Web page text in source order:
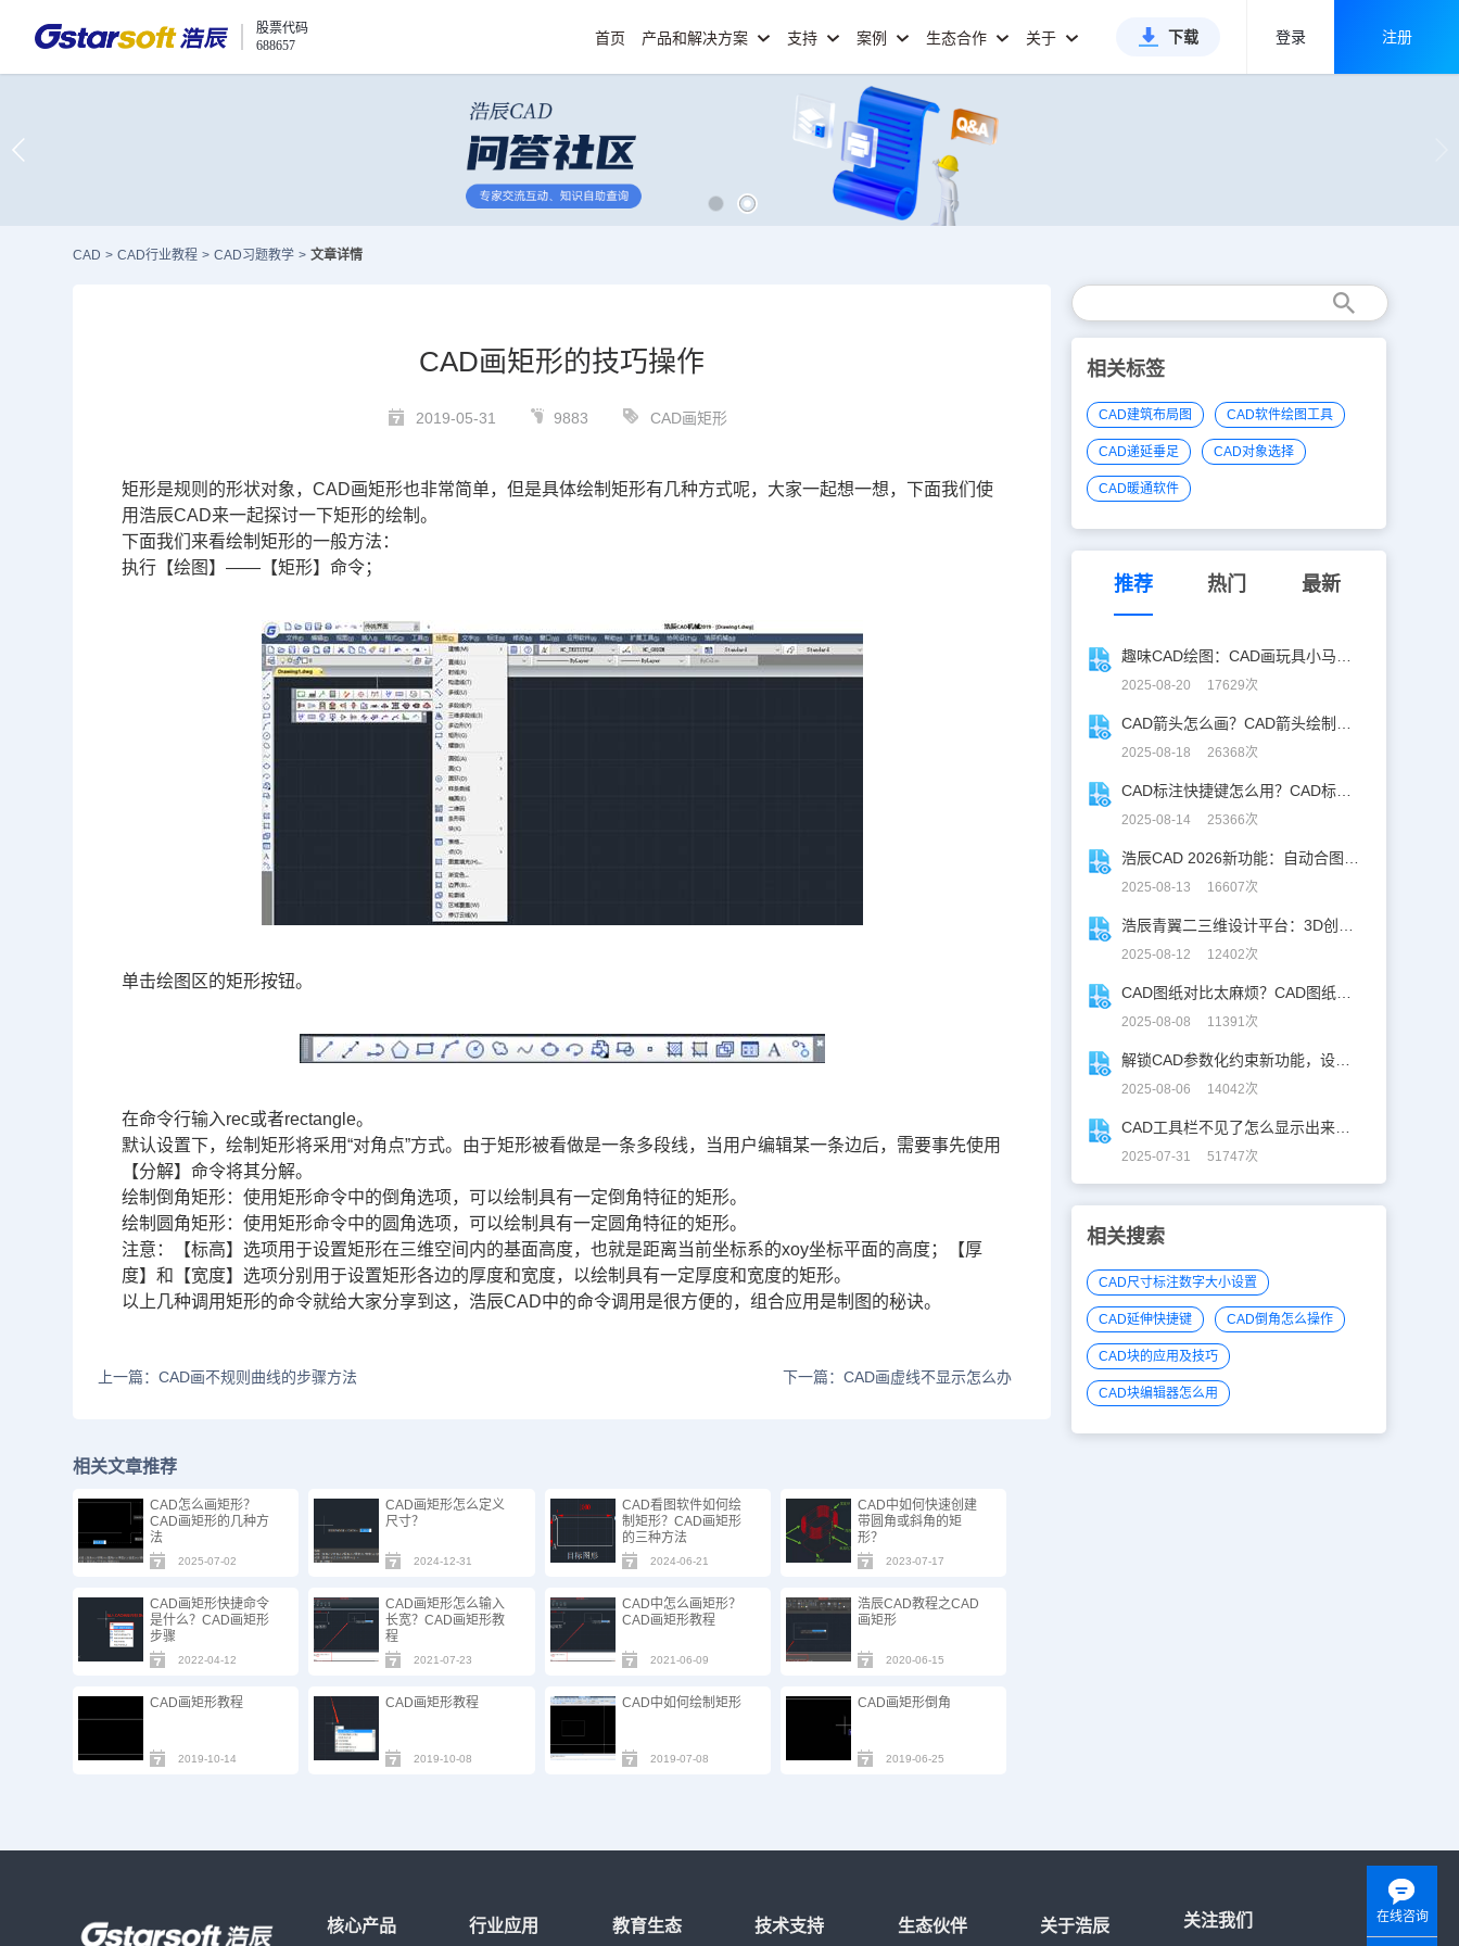
股票代码
688657
首页 产品和解决方案 支持 案例 生态合作 关于 下载 登录 注册
CAD > CAD行业教程 > CAD习题教学 > 文章详情
CAD画矩形的技巧操作
2019-05-31 9883 CAD画矩形
矩形是规则的形状对象，CAD画矩形也非常简单，但是具体绘制矩形有几种方式呢，大家一起想一想，下面我们使
用浩辰CAD来一起探讨一下矩形的绘制。
下面我们来看绘制矩形的一般方法：
执行【绘图】——【矩形】命令；
单击绘图区的矩形按钮。
在命令行输入rec或者rectangle。
默认设置下，绘制矩形将采用“对角点”方式。由于矩形被看做是一条多段线，当用户编辑某一条边后，需要事先使用
【分解】命令将其分解。
绘制倒角矩形：使用矩形命令中的倒角选项，可以绘制具有一定倒角特征的矩形。
绘制圆角矩形：使用矩形命令中的圆角选项，可以绘制具有一定圆角特征的矩形。
注意：【标高】选项用于设置矩形在三维空间内的基面高度，也就是距离当前坐标系的xoy坐标平面的高度；【厚
度】和【宽度】选项分别用于设置矩形各边的厚度和宽度，以绘制具有一定厚度和宽度的矩形。
以上几种调用矩形的命令就给大家分享到这，浩辰CAD中的命令调用是很方便的，组合应用是制图的秘诀。
上一篇：CAD画不规则曲线的步骤方法 下一篇：CAD画虚线不显示怎么办
相关文章推荐
CAD怎么画矩形？
CAD画矩形的几种方
法
2025-07-02
CAD画矩形怎么定义
尺寸？
2024-12-31
CAD看图软件如何绘
制矩形？CAD画矩形
的三种方法
2024-06-21
CAD中如何快速创建
带圆角或斜角的矩
形？
2023-07-17
CAD画矩形快捷命令
是什么？CAD画矩形
步骤
2022-04-12
CAD画矩形怎么输入
长宽？CAD画矩形教
程
2021-07-23
CAD中怎么画矩形？
CAD画矩形教程
2021-06-09
浩辰CAD教程之CAD
画矩形
2020-06-15
CAD画矩形教程
2019-10-14
CAD画矩形教程
2019-10-08
CAD中如何绘制矩形
2019-07-08
CAD画矩形倒角
2019-06-25
相关标签
CAD建筑布局图 CAD软件绘图工具
CAD递延垂足 CAD对象选择
CAD暖通软件
推荐 热门 最新
2025-08-20 17629次
2025-08-18 26368次
2025-08-14 25366次
2025-08-13 16607次
2025-08-12 12402次
2025-08-08 11391次
2025-08-06 14042次
2025-07-31 51747次
相关搜索
CAD尺寸标注数字大小设置
CAD延伸快捷键 CAD倒角怎么操作
CAD块的应用及技巧
CAD块编辑器怎么用
核心产品 行业应用 教育生态 技术支持 生态伙伴 关于浩辰 关注我们 在线咨询